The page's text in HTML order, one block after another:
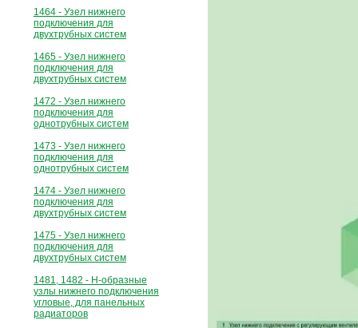
1464 - Узел нижнего
подключения для
двухтрубных систем
1465 - Узел нижнего
подключения для
двухтрубных систем
1472 - Узел нижнего
подключения для
однотрубных систем
1473 - Узел нижнего
подключения для
однотрубных систем
1474 - Узел нижнего
подключения для
двухтрубных систем
1475 - Узел нижнего
подключения для
двухтрубных систем
1481, 1482 - Н-образные
узлы нижнего подключения
угловые, для панельных
радиаторов